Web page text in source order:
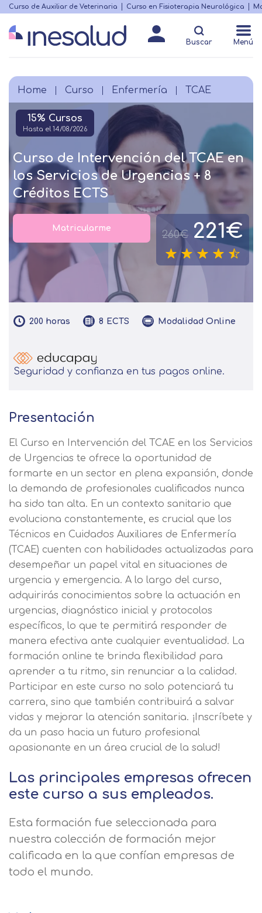
Skip
main
content
Menú
destacado
Curso de Auxiliar de Veterinaria Curso en Fisioterapia Neurológica
Buscar Menú
Breadcrumb
Home Curso Enfermería TCAE
15% Cursos
Hasta el 14/08/2026
Curso de Intervención del TCAE en
los Servicios de Urgencias + 8
Créditos ECTS
260€ 221€
Matricularme
200 horas 8 ECTS Modalidad Online
Seguridad y confianza en tus pagos online.
Presentación
El Curso en Intervención del TCAE en los Servicios
de Urgencias te ofrece la oportunidad de
formarte en un sector en plena expansión, donde
la demanda de profesionales cualificados nunca
ha sido tan alta. En un contexto sanitario que
evoluciona constantemente, es crucial que los
Técnicos en Cuidados Auxiliares de Enfermería
(TCAE) cuenten con habilidades actualizadas para
desempeñar un papel vital en situaciones de
urgencia y emergencia. A lo largo del curso,
adquirirás conocimientos sobre la actuación en
urgencias, diagnóstico inicial y protocolos
específicos, lo que te permitirá responder de
manera efectiva ante cualquier eventualidad. La
formación online te brinda flexibilidad para
aprender a tu ritmo, sin renunciar a la calidad.
Participar en este curso no solo potenciará tu
carrera, sino que también contribuirá a salvar
vidas y mejorar la atención sanitaria. ¡Inscríbete y
da un paso hacia un futuro profesional
apasionante en un área crucial de la salud!
Las principales empresas ofrecen
este curso a sus empleados.
Esta formación fue seleccionada para
nuestra colección de formación mejor
calificada en la que confían empresas de
todo el mundo.
Matricularme